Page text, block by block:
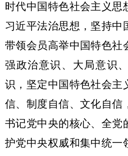
时代中国特色社会主义思
习近平法治思想，坚持中
带领会员高举中国特色社
强政治意识、大局意识
识，坚定中国特色社会主
信、制度自信、文化自信
书记党中央的核心、全党
护党中央权威和集中统一